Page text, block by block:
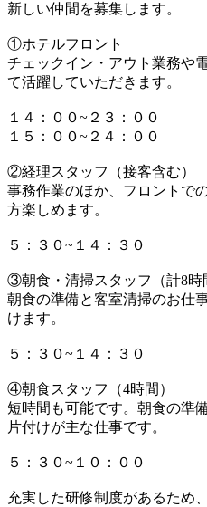
新しい仲間を募集します。
①ホテルフロント
チェックイン・アウト業務や
て活躍していただきます。
１４：００~２３：００
１５：００~２４：００
②経理スタッフ（接客含む）
事務作業のほか、フロントで
方楽しめます。
５：３０~１４：３０
③朝食・清掃スタッフ（計8時
朝食の準備と客室清掃のお仕
けます。
５：３０~１４：３０
④朝食スタッフ（4時間）
短時間も可能です。朝食の準
片付けが主な仕事です。
５：３０~１０：００
充実した研修制度があるため